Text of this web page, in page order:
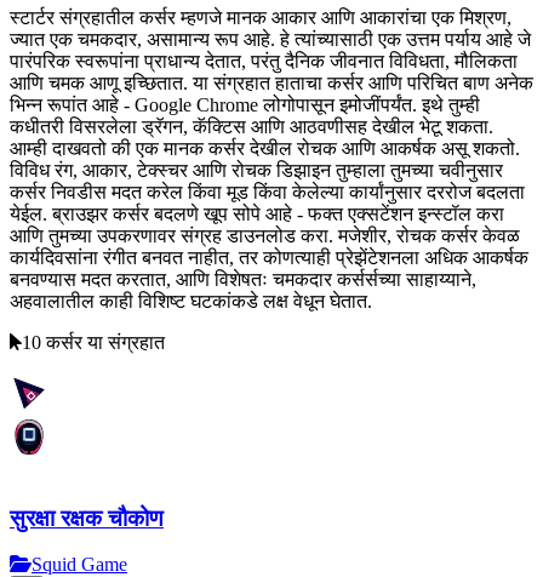
स्टार्टर संग्रहातील कर्सर म्हणजे मानक आकार आणि आकारांचा एक मिश्रण,
ज्यात एक चमकदार, असामान्य रूप आहे. हे त्यांच्यासाठी एक उत्तम पर्याय आहे जे
पारंपरिक स्वरूपांना प्राधान्य देतात, परंतु दैनिक जीवनात विविधता, मौलिकता
आणि चमक आणू इच्छितात. या संग्रहात हाताचा कर्सर आणि परिचित बाण अनेक
भिन्न रूपांत आहे - Google Chrome लोगोपासून इमोजींपर्यंत. इथे तुम्ही
कधीतरी विसरलेला ड्रॅगन, कॅक्टिस आणि आठवणीसह देखील भेटू शकता.
आम्ही दाखवतो की एक मानक कर्सर देखील रोचक आणि आकर्षक असू शकतो.
विविध रंग, आकार, टेक्स्चर आणि रोचक डिझाइन तुम्हाला तुमच्या चवीनुसार
कर्सर निवडीस मदत करेल किंवा मूड किंवा केलेल्या कार्यांनुसार दररोज बदलता
येईल. ब्राउझर कर्सर बदलणे खूप सोपे आहे - फक्त एक्सटेंशन इन्स्टॉल करा
आणि तुमच्या उपकरणावर संग्रह डाउनलोड करा. मजेशीर, रोचक कर्सर केवळ
कार्यदिवसांना रंगीत बनवत नाहीत, तर कोणत्याही प्रेझेंटेशनला अधिक आकर्षक
बनवण्यास मदत करतात, आणि विशेषतः चमकदार कर्सर्सच्या साहाय्याने,
अहवालातील काही विशिष्ट घटकांकडे लक्ष वेधून घेतात.
10 कर्सर या संग्रहात
सुरक्षा रक्षक चौकोण
Squid Game